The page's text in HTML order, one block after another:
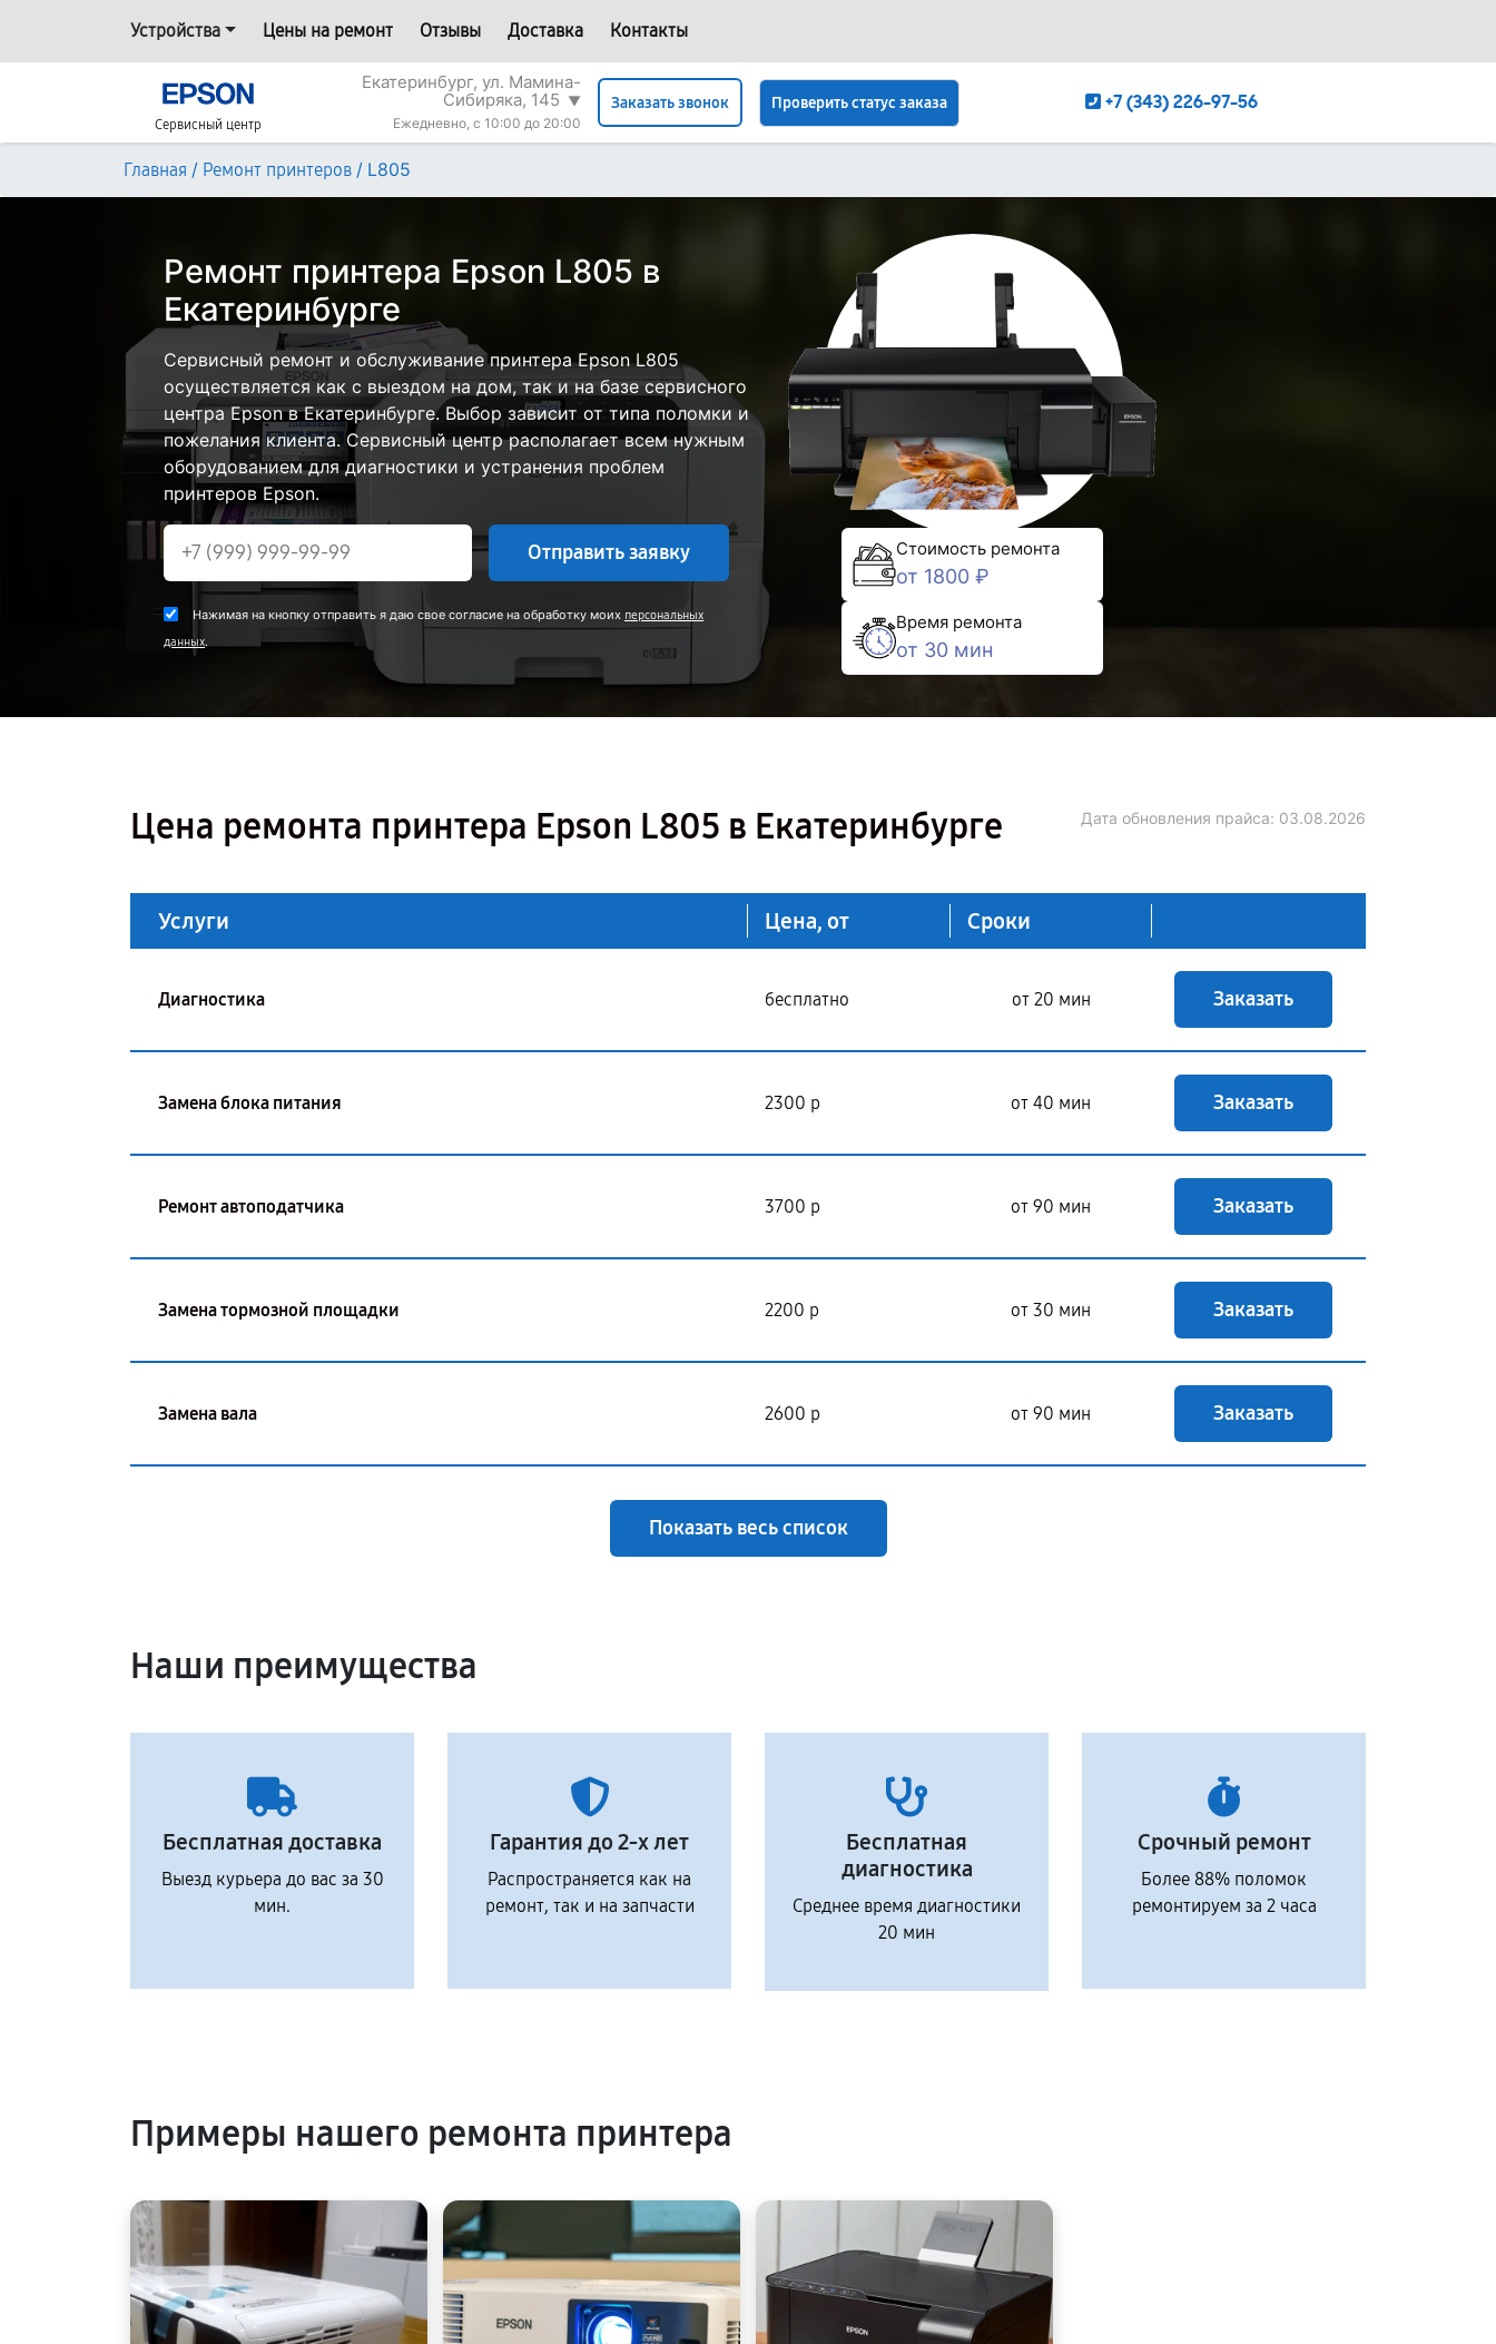
Устройства Цены на ремонт Отзывы Доставка Контакты
Сервисный центр
Екатеринбург, ул. Мамина-
Сибиряка, 145 ▼
Ежедневно, с 10:00 до 20:00
Заказать звонок Проверить статус заказа +7 (343) 226-97-56
Главная / Ремонт принтеров / L805
Ремонт принтера Epson L805 в
Екатеринбурге
Сервисный ремонт и обслуживание принтера Epson L805
осуществляется как с выездом на дом, так и на базе сервисного
центра Epson в Екатеринбурге. Выбор зависит от типа поломки и
пожелания клиента. Сервисный центр располагает всем нужным
оборудованием для диагностики и устранения проблем
принтеров Epson.
Отправить заявку
Нажимая на кнопку отправить я даю свое согласие на обработку моих персональных
данных.
Стоимость ремонта
от 1800 ₽
Время ремонта
от 30 мин
Цена ремонта принтера Epson L805 в Екатеринбурге Дата обновления прайса: 03.08.2026
Услуги Цена, от Сроки
Диагностика бесплатно от 20 мин Заказать
Замена блока питания 2300 р от 40 мин Заказать
Ремонт автоподатчика 3700 р от 90 мин Заказать
Замена тормозной площадки 2200 р от 30 мин Заказать
Замена вала 2600 р от 90 мин Заказать
Показать весь список
Наши преимущества
Бесплатная доставка
Выезд курьера до вас за 30
мин.
Гарантия до 2-х лет
Распространяется как на
ремонт, так и на запчасти
Бесплатная
диагностика
Среднее время диагностики
20 мин
Срочный ремонт
Более 88% поломок
ремонтируем за 2 часа
Примеры нашего ремонта принтера